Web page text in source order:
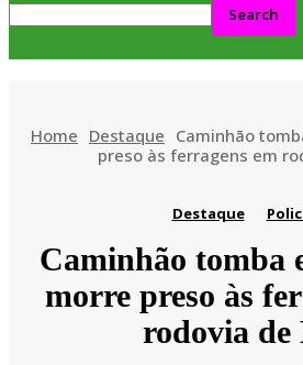
Home Destaque Caminhão
preso às ferragens em
Destaque
Caminhão tomba
morre preso às
rodovia de